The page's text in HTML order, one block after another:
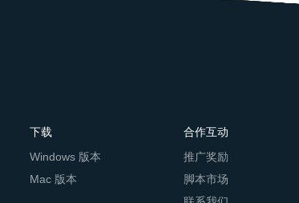
下载
Windows 版本
Mac 版本
合作互动
推广奖励
脚本市场